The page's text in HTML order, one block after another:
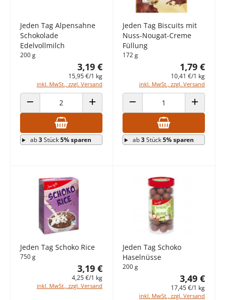
Jeden Tag Alpensahne
Schokolade
Edelvollmilch
200 g
3,19 €
15,95 €/1 kg
inkl. MwSt., zzgl. Versand
ANZAHL VERRINGERN ANZAHL ERHÖHEN
ab3Stück5% sparen
Jeden Tag Biscuits mit
Nuss-Nougat-Creme
Füllung
172 g
1,79 €
10,41 €/1 kg
inkl. MwSt., zzgl. Versand
ANZAHL VERRINGERN ANZAHL
ab3Stück5% sparen
Jeden Tag Schoko Rice
750 g
3,19 €
4,25 €/1 kg
inkl. MwSt., zzgl. Versand
Jeden Tag Schoko
Haselnüsse
200 g
3,49 €
17,45 €/1 kg
inkl. MwSt., zzgl. Versand